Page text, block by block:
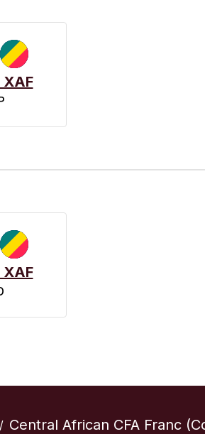
XAF
XAF
/ Central African CFA Franc